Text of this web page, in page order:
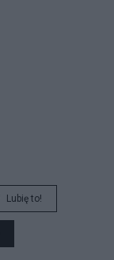
Lubię to!